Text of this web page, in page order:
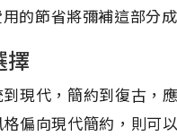
的節省將彌補這部分成
擇
現代，簡約到復古，
偏向現代簡約，則可